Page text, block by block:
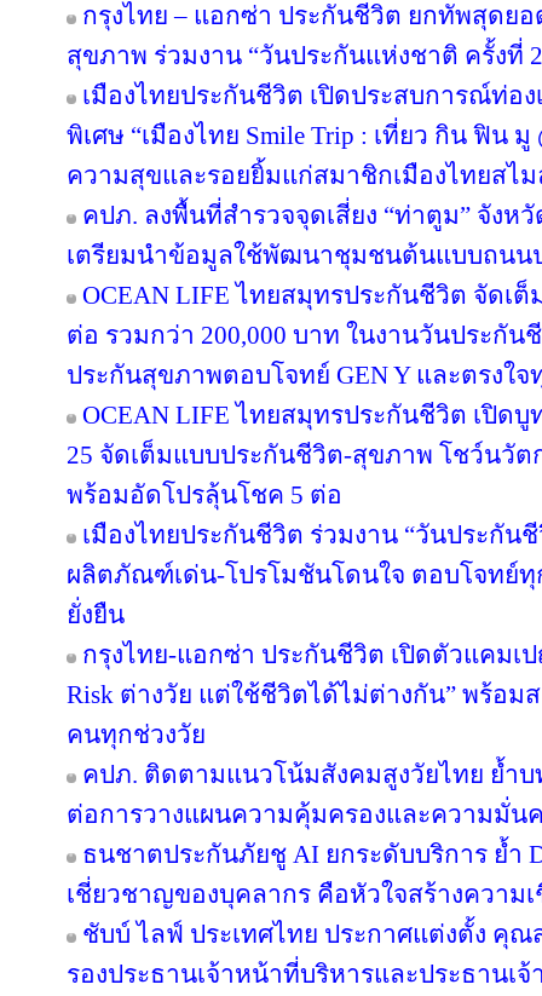
กรุงไทย – แอกซ่า ประกันชีวิต ยกทัพสุดย
สุขภาพ ร่วมงาน “วันประกันแห่งชาติ ครั้งที่
เมืองไทยประกันชีวิต เปิดประสบการณ์ท่อ
พิเศษ “เมืองไทย Smile Trip : เที่ยว กิน ฟิน มู
ความสุขและรอยยิ้มแก่สมาชิกเมืองไทยสไ
คปภ. ลงพื้นที่สำรวจจุดเสี่ยง “ท่าตูม” จังห
เตรียมนำข้อมูลใช้พัฒนาชุมชนต้นแบบถนน
OCEAN LIFE ไทยสมุทรประกันชีวิต จัดเ
ต่อ รวมกว่า 200,000 บาท ในงานวันประกัน
ประกันสุขภาพตอบโจทย์ GEN Y และตรงใจ
OCEAN LIFE ไทยสมุทรประกันชีวิต เปิด
25 จัดเต็มแบบประกันชีวิต-สุขภาพ โชว์นวั
พร้อมอัดโปรลุ้นโชค 5 ต่อ
เมืองไทยประกันชีวิต ร่วมงาน “วันประกัน
ผลิตภัณฑ์เด่น-โปรโมชันโดนใจ ตอบโจทย์
ยั่งยืน
กรุงไทย-แอกซ่า ประกันชีวิต เปิดตัวแคมเป
Risk ต่างวัย แต่ใช้ชีวิตได้ไม่ต่างกัน” พร้อ
คนทุกช่วงวัย
คปภ. ติดตามแนวโน้มสังคมสูงวัยไทย ย้ำ
ต่อการวางแผนความคุ้มครองและความมั่นค
ธนชาตประกันภัยชู AI ยกระดับบริการ ย้ำ
เชี่ยวชาญของบุคลากร คือหัวใจสร้างความ
ชับบ์ ไลฟ์ ประเทศไทย ประกาศแต่งตั้ง คุ
รองประธานเจ้าหน้าที่บริหารและประธานเ